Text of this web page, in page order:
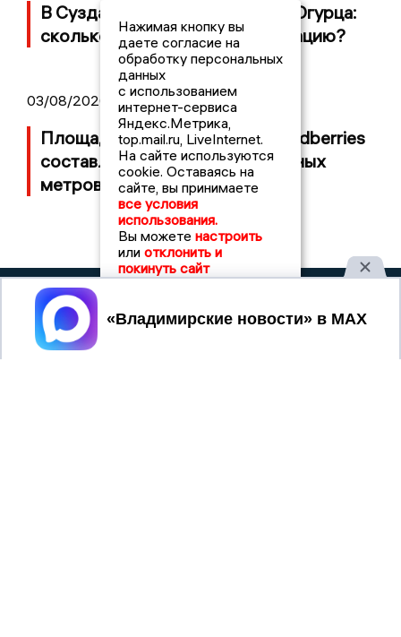
В Суздале прошёл Фестиваль Огурца:
сколько потратили на организацию?
03/08/2026 14:13
Площадь пожара на складе Wildberries
составляет 100 тысяч квадратных
метров
ВЛАДИМИРСКИЕ
НОВОСТИ
«Информационное агентство
Владимирские новости»
Нажимая кнопку вы
даете согласие на
обработку персональных
данных
с использованием
интернет-сервиса
Яндекс.Метрика,
top.mail.ru, LiveInternet.
На сайте используются
cookie. Оставаясь на
сайте, вы принимаете
все условия
использования.
Вы можете настроить
или отклонить и
покинуть сайт
Принять